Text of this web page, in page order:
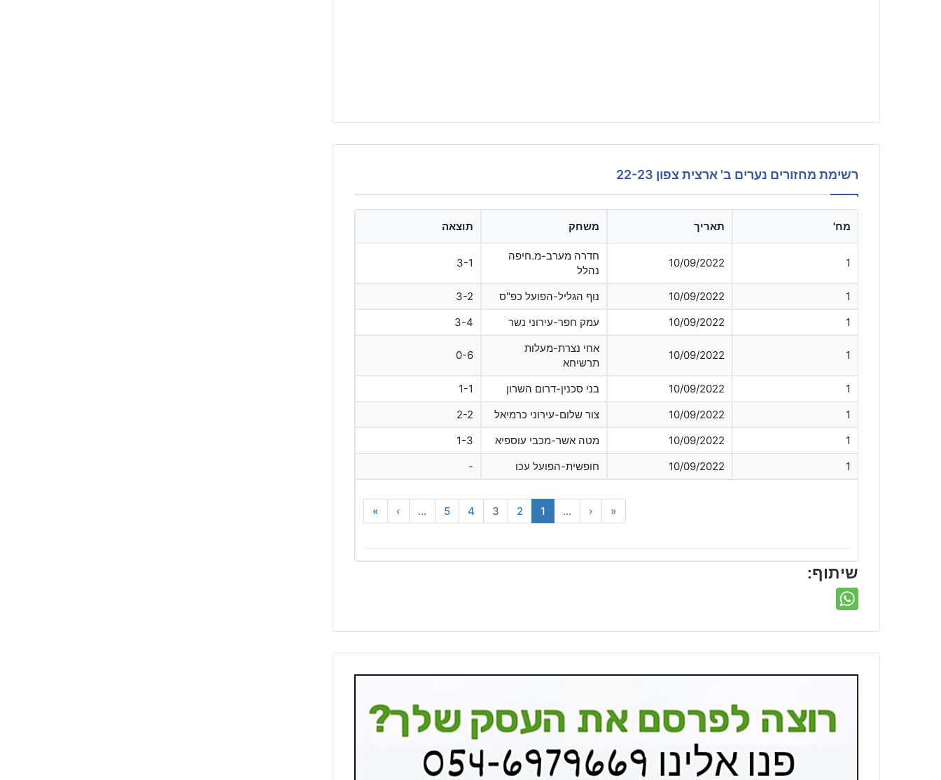
רשימת מחזורים נערים ב' ארצית צפון 22-23
מח' תאריך משחק תוצאה
1
10/09/2022
חדרה מערב-מ.חיפה
נהלל
3-1
1
10/09/2022 נוף הגליל-הפועל כפ"ס
3-2
1
10/09/2022 עמק חפר-עירוני נשר 3-4
1
10/09/2022
אחי נצרת-מעלות
תרשיחא
0-6
1
10/09/2022 בני סכנין-דרום השרון
1-1
1
10/09/2022 צור שלום-עירוני כרמיאל
2-2
1
10/09/2022 מטה אשר-מכבי עוספיא
1-3
1
10/09/2022 חופשית-הפועל עכו -
«
‹
...
1
2
3
4
5
...
›
»
שיתוף: